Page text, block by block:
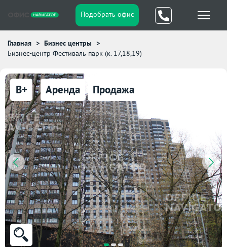
Подобрать офис
Главная
Бизнес центры
Бизнес-центр Фестиваль парк (к. 17,18,19)
B+ Аренда Продажа